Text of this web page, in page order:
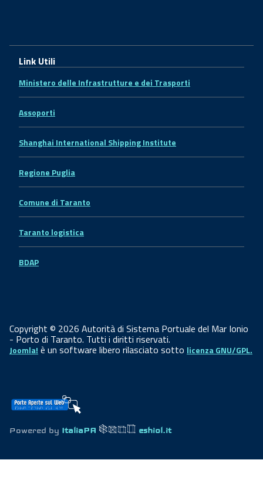
Link Utili
Ministero delle Infrastrutture e dei Trasporti
Assoporti
Shanghai International Shipping Institute
Regione Puglia
Comune di Taranto
Taranto logistica
BDAP
Copyright © 2026 Autorità di Sistema Portuale del Mar Ionio
- Porto di Taranto. Tutti i diritti riservati.
Joomla! è un software libero rilasciato sotto licenza GNU/GPL.
Powered by ItaliaPA eshiol.it